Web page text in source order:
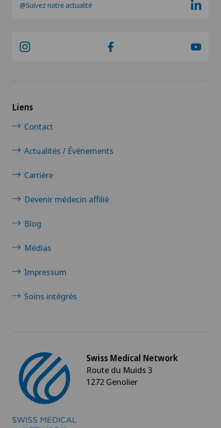
@Suivez notre actualité
Liens
Contact
Actualités / Événements
Carrière
Devenir médecin affilié
Blog
Médias
Impressum
Soins intégrés
Swiss Medical Network
Route du Muids 3
1272 Genolier